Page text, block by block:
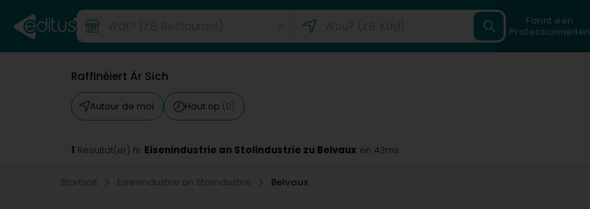
Fannt een
Professionnellen
Raffinéiert Är Sich
Autour de moi Haut op (0)
1 Resultat(er) fir Eisenindustrie an Stolindustrie zu Belvaux en 43ms
Startsäit Eisenindustrie an Stolindustrie Belvaux